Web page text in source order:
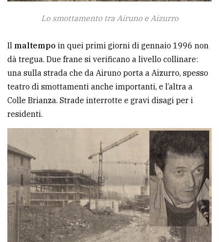
Lo smottamento tra Airuno e Aizurro
Il maltempo in quei primi giorni di gennaio 1996 non
dà tregua. Due frane si verificano a livello collinare:
una sulla strada che da Airuno porta a Aizurro, spesso
teatro di smottamenti anche importanti, e l’altra a
Colle Brianza. Strade interrotte e gravi disagi per i
residenti.